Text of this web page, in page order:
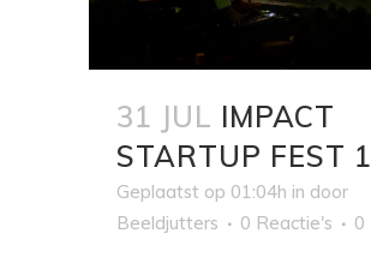
31 JUL IMPACT
STARTUP FEST 1
Geplaatst op 01:04h in door
Beeldjutters
0 Reactie's 0